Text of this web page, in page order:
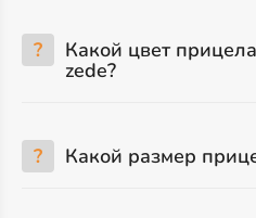
? Какой цвет
zede?
? Какой размер